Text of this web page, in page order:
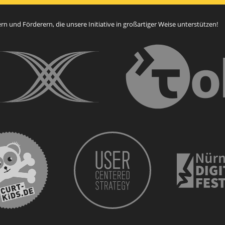
und Förderern, die unsere Initiative in großartiger Weise unterstützen!